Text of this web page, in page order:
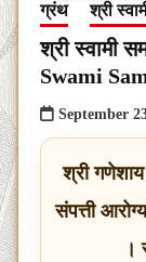
ग्रंथ श्री
श्री स्वामी
Swami
September
श्री
संपत्ती
।